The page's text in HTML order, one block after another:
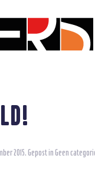
2015. Gepost in Geen